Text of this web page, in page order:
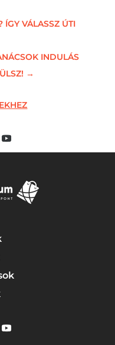
ÍGY VÁLASSZ ÚTI
INDULÁS
→